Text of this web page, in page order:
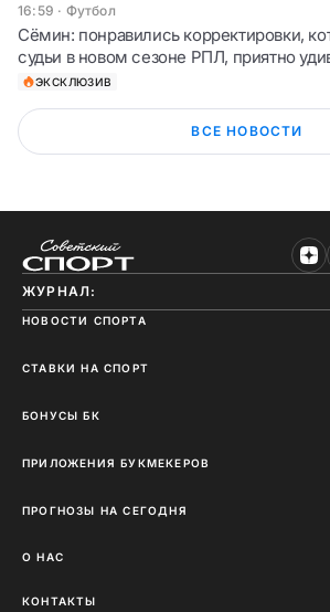
16:59 · Футбол
Сёмин: понравились корректировки,
судьи в новом сезоне РПЛ, приятно
ЭКСКЛЮЗИВ
ВСЕ НОВОСТИ
ЖУРНАЛ:
НОВОСТИ СПОРТА
СТАВКИ НА СПОРТ
БОНУСЫ БК
ПРИЛОЖЕНИЯ БУКМЕКЕРОВ
ПРОГНОЗЫ НА СЕГОДНЯ
О НАС
КОНТАКТЫ